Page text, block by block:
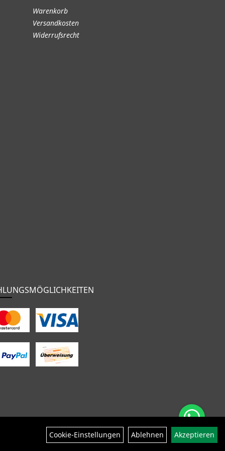
Warenkorb
Versandkosten
Widerrufsrecht
Cookie-Einstellungen Ablehnen Akzeptieren